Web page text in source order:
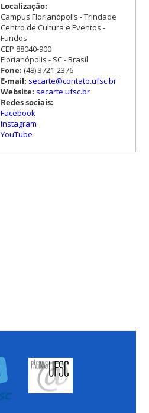
Localização:
Campus Florianópolis - Trindade
Centro de Cultura e Eventos -
Fundos
CEP 88040-900
Florianópolis - SC - Brasil
Fone: (48) 3721-2376
E-mail: secarte@contato.ufsc.br
Website: secarte.ufsc.br
Redes sociais:
Facebook
Instagram
YouTube